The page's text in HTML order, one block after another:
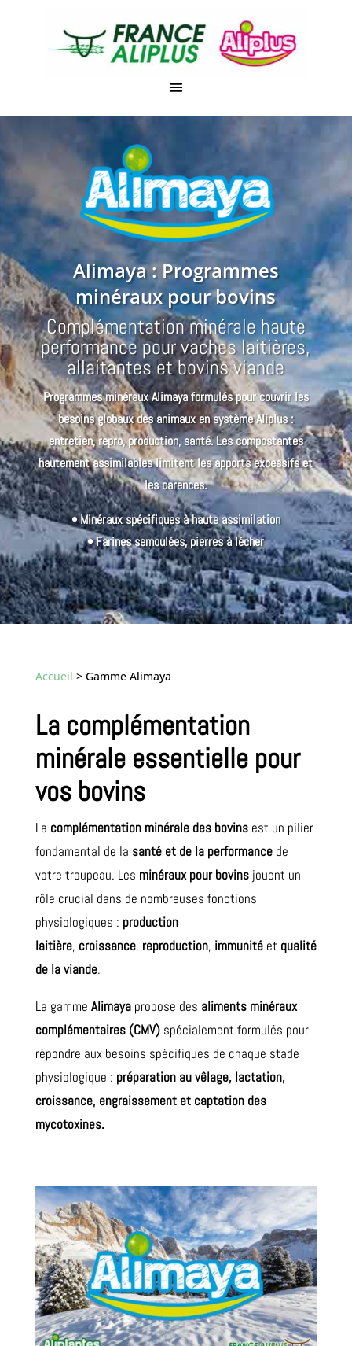
Alimaya : Programmes
minéraux pour bovins
Complémentation minérale haute
performance pour vaches laitières,
allaitantes et bovins viande
Programmes minéraux Alimaya formulés pour couvrir les
besoins globaux des animaux en système Aliplus :
entretien, repro, production, santé. Les compostantes
hautement assimilables limitent les apports excessifs et
les carences.
• Minéraux spécifiques à haute assimilation
• Farines semoulées, pierres à lécher
Accueil > Gamme Alimaya
La complémentation
minérale essentielle pour
vos bovins
La complémentation minérale des bovins est un pilier
fondamental de la santé et de la performance de
votre troupeau. Les minéraux pour bovins jouent un
rôle crucial dans de nombreuses fonctions
physiologiques : production
laitière, croissance, reproduction, immunité et qualité
de la viande.
La gamme Alimaya propose des aliments minéraux
complémentaires (CMV) spécialement formulés pour
répondre aux besoins spécifiques de chaque stade
physiologique : préparation au vêlage, lactation,
croissance, engraissement et captation des
mycotoxines.